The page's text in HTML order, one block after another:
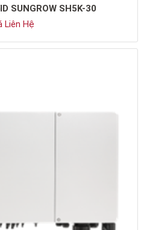
SUNGROW SH5K-30
Liên Hệ